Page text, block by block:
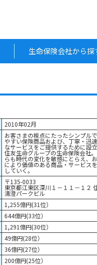
生命保険会社から探
2010年02月
お客さまの視点にたったシンプル
やすい保険商品および、丁寧・迅
なサービスをご提供するために設
住友生命グループの生命保険会社
らも時代の変化を敏感にとらえ、
により価値のある商品・サービス
していく。
〒135-0033
東京都江東区深川１－１１－１２
清澄パークビル
1,255億円(31位）
644億円(33位）
1,291億円(30位）
49億円(28位）
36億円(27位）
200億円(25位）